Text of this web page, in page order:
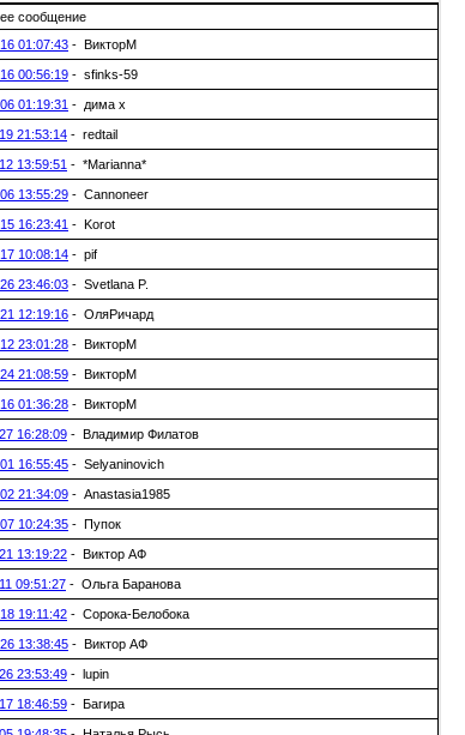
сообщение
01:07:43 - ВикторМ
00:56:19 - sfinks-59
01:19:31 - дима х
21:53:14 - redtail
13:59:51 - *Marianna*
13:55:29 - Cannoneer
16:23:41 - Korot
10:08:14 - pif
23:46:03 - Svetlana P.
12:19:16 - ОляРичард
23:01:28 - ВикторМ
21:08:59 - ВикторМ
01:36:28 - ВикторМ
16:28:09 - Владимир Филатов
16:55:45 - Selyaninovich
21:34:09 - Anastasia1985
10:24:35 - Пупок
13:19:22 - Виктор АФ
09:51:27 - Ольга Баранова
19:11:42 - Сорока-Белобока
13:38:45 - Виктор АФ
23:53:49 - lupin
18:46:59 - Багира